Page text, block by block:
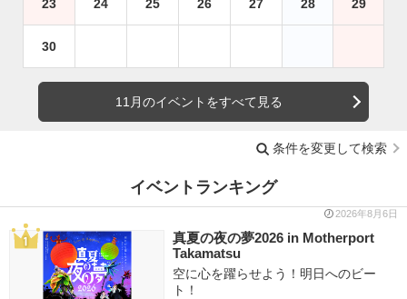
23 24 25 26 27 28 29
30
11月のイベントをすべて見る
条件を変更して検索
イベントランキング
2026年8月6日
真夏の夜の夢2026 in Motherport
Takamatsu
空に心を躍らせよう！明日へのビー
ト！